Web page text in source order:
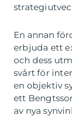
En annan
erbjuda ett
och dess
svårt för
en objektiv
ett
av nya